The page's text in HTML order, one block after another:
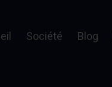
Société Blog